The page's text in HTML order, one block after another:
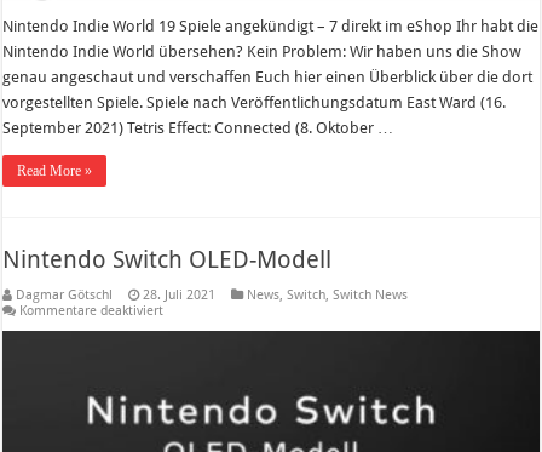
Nintendo Indie World 19 Spiele angekündigt – 7 direkt im eShop Ihr habt die
Nintendo Indie World übersehen? Kein Problem: Wir haben uns die Show
genau angeschaut und verschaffen Euch hier einen Überblick über die dort
vorgestellten Spiele. Spiele nach Veröffentlichungsdatum East Ward (16.
September 2021) Tetris Effect: Connected (8. Oktober …
Read More »
Nintendo Switch OLED-Modell
Dagmar Götschl 28. Juli 2021 News,Switch,Switch News
Kommentare deaktiviertfür